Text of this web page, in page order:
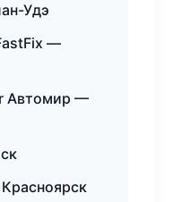
Удэ
—
Автомир —